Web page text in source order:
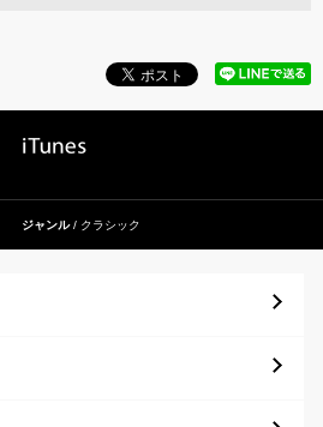
ジャンル クラシック